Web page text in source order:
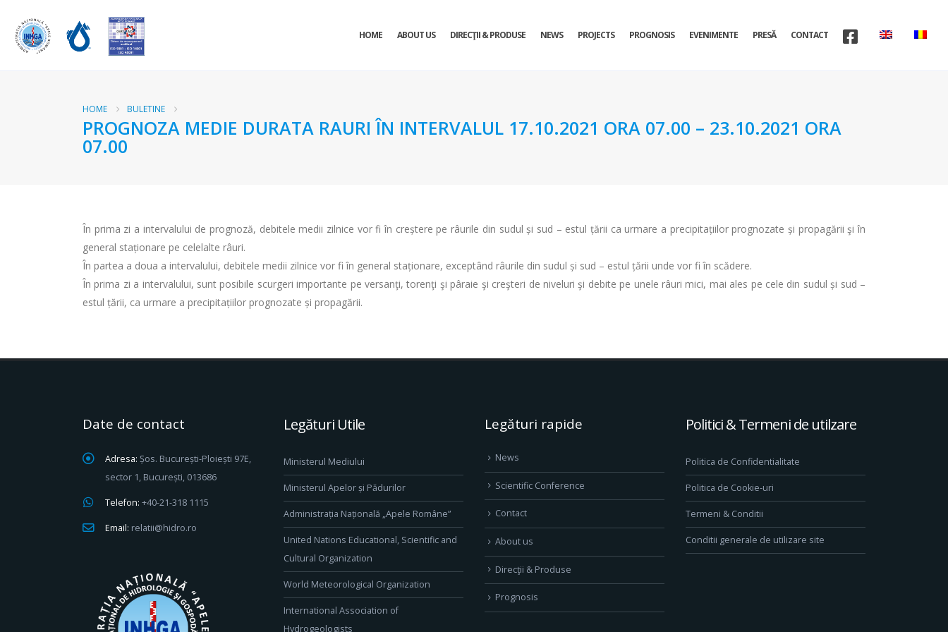
HOME ABOUT US DIRECŢII & PRODUSE NEWS PROJECTS PROGNOSIS EVENIMENTE PRESĂ CONTACT
HOME BULETINE
PROGNOZA MEDIE DURATA RAURI ÎN INTERVALUL 17.10.2021 ORA 07.00 – 23.10.2021 ORA
07.00
În prima zi a intervalului de prognoză, debitele medii zilnice vor fi în creștere pe râurile din sudul și sud – estul țării ca urmare a precipitațiilor prognozate și propagării şi în
general staționare pe celelalte râuri.
În partea a doua a intervalului, debitele medii zilnice vor fi în general staționare, exceptând râurile din sudul și sud – estul țării unde vor fi în scădere.
În prima zi a intervalului, sunt posibile scurgeri importante pe versanţi, torenţi şi pâraie şi creşteri de niveluri şi debite pe unele râuri mici, mai ales pe cele din sudul și sud –
estul țării, ca urmare a precipitațiilor prognozate și propagării.
Date de contact
Adresa: Șos. București-Ploiești 97E,
sector 1, București, 013686
Telefon: +40-21-318 1115
Email: relatii@hidro.ro
Legături Utile
Ministerul Mediului
Ministerul Apelor și Pădurilor
Administrația Națională „Apele Române”
United Nations Educational, Scientific and
Cultural Organization
World Meteorological Organization
International Association of
Hydrogeologists
Legături rapide
News
Scientific Conference
Contact
About us
Direcţii & Produse
Prognosis
Politici & Termeni de utilzare
Politica de Confidentialitate
Politica de Cookie-uri
Termeni & Conditii
Conditii generale de utilizare site